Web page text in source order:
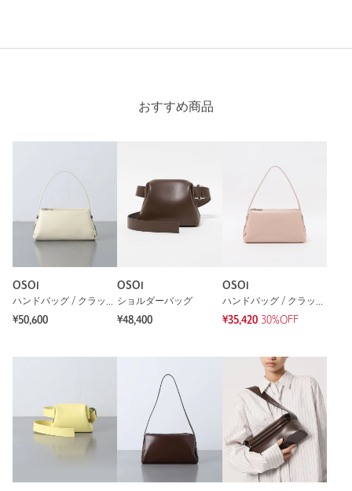
おすすめ商品
OSOI
ハンドバッグ / クラッチバッグ
¥50,600
OSOI
ショルダーバッグ
¥48,400
OSOI
ハンドバッグ / クラッチバッグ
¥35,420 30%OFF